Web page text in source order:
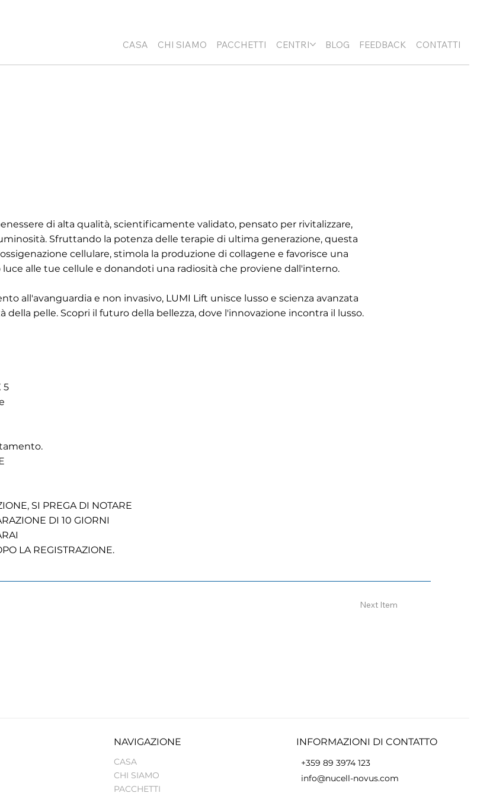
CASA CHI SIAMO PACCHETTI CENTRI BLOG FEEDBACK CONTATTI
di alta qualità, scientificamente validato, pensato per rivitalizzare,
Sfruttando la potenza delle terapie di ultima generazione, questa
cellulare, stimola la produzione di collagene e favorisce una
alle tue cellule e donandoti una radiosità che proviene dall'interno.
all'avanguardia e non invasivo, LUMI Lift unisce lusso e scienza avanzata
della pelle. Scopri il futuro della bellezza, dove l'innovazione incontra il lusso.
5
SI PREGA DI NOTARE
DI 10 GIORNI
LA REGISTRAZIONE.
Next Item
INFORMAZIONI DI CONTATTO
+359 89 3974 123
info@nucell-novus.com
NAVIGAZIONE
CASA
CHI SIAMO
PACCHETTI